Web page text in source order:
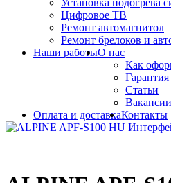
Установка подогрева
Цифровое ТВ
Ремонт автомагнитол
Ремонт брелоков и
Наши работыО нас
Как
Статьи
Вакансии
Оплата и доставкаКонтакты